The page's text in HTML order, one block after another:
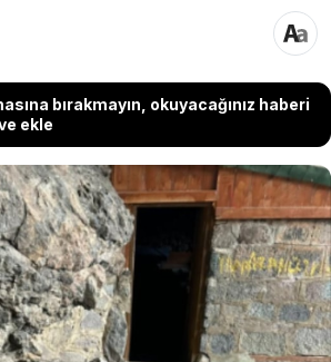
bırakmayın, okuyacağınız haberi
ekle
Nazımiye ilçesinde kutsal sayılan
Dağı’nda gerçekleştirilen kaçak
soruşturma başlatıldı. Aralarında
da bulunduğu 4 şüphelinin
muhtar görevinden